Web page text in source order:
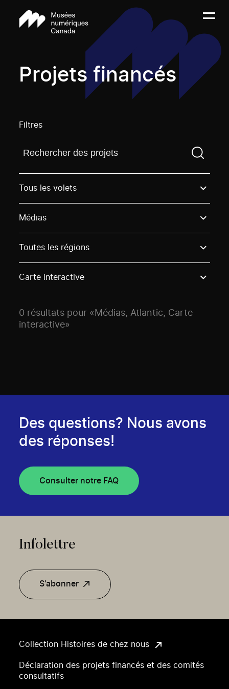
Projets financés
Filtres
Trouvez un projetVous devez saisir un terme de
Tous les volets
Médias
Toutes les régions
Carte interactive
0 résultats pour «Médias, Atlantic, Carte
interactive»
Collection Histoires de chez nous
Déclaration des projets financés et des comités
consultatifs
Des questions? Nous avons
des réponses!
Consulter notre FAQ
Infolettre
S'abonner